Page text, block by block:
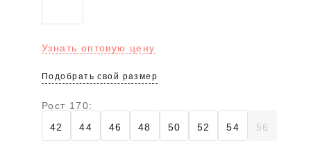
Узнать оптовую цену
Подобрать свой размер
Рост 170:
42
44 46 48 50 52 54 56